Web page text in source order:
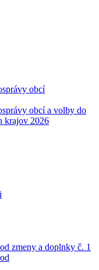
obcí
obcí a volby do
krajov 2026
zmeny a doplnky č. 1